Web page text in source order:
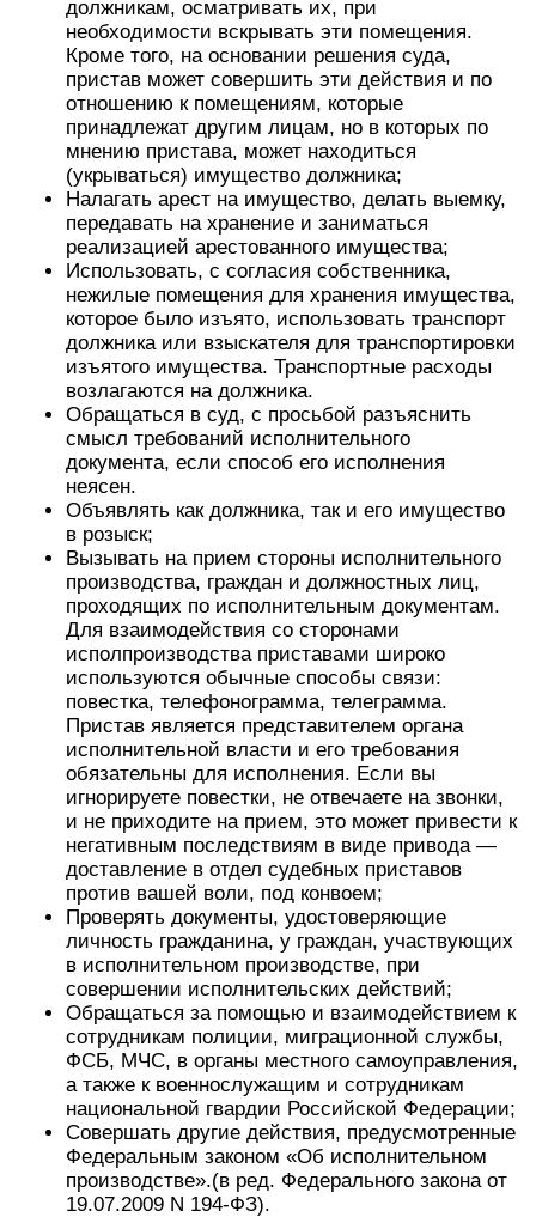
должникам, осматривать их, при
необходимости вскрывать эти помещения.
Кроме того, на основании решения суда,
пристав может совершить эти действия и по
отношению к помещениям, которые
принадлежат другим лицам, но в которых по
мнению пристава, может находиться
(укрываться) имущество должника;
Налагать арест на имущество, делать выемку,
передавать на хранение и заниматься
реализацией арестованного имущества;
Использовать, с согласия собственника,
нежилые помещения для хранения имущества,
которое было изъято, использовать транспорт
должника или взыскателя для транспортировки
изъятого имущества. Транспортные расходы
возлагаются на должника.
Обращаться в суд, с просьбой разъяснить
смысл требований исполнительного
документа, если способ его исполнения
неясен.
Объявлять как должника, так и его имущество
в розыск;
Вызывать на прием стороны исполнительного
производства, граждан и должностных лиц,
проходящих по исполнительным документам.
Для взаимодействия со сторонами
исполпроизводства приставами широко
используются обычные способы связи:
повестка, телефонограмма, телеграмма.
Пристав является представителем органа
исполнительной власти и его требования
обязательны для исполнения. Если вы
игнорируете повестки, не отвечаете на звонки,
и не приходите на прием, это может привести к
негативным последствиям в виде привода —
доставление в отдел судебных приставов
против вашей воли, под конвоем;
Проверять документы, удостоверяющие
личность гражданина, у граждан, участвующих
в исполнительном производстве, при
совершении исполнительских действий;
Обращаться за помощью и взаимодействием к
сотрудникам полиции, миграционной службы,
ФСБ, МЧС, в органы местного самоуправления,
а также к военнослужащим и сотрудникам
национальной гвардии Российской Федерации;
Совершать другие действия, предусмотренные
Федеральным законом «Об исполнительном
производстве».(в ред. Федерального закона от
19.07.2009 N 194-ФЗ).